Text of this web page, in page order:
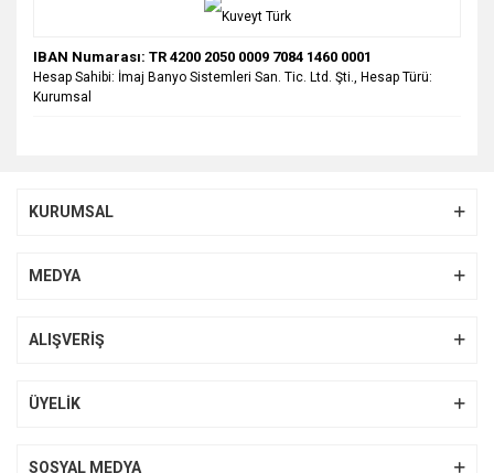
IBAN Numarası: TR 4200 2050 0009 7084 1460 0001
Hesap Sahibi: İmaj Banyo Sistemleri San. Tic. Ltd. Şti., Hesap Türü:
Kurumsal
KURUMSAL
MEDYA
ALIŞVERİŞ
ÜYELİK
SOSYAL MEDYA